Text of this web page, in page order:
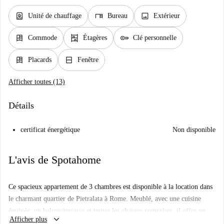
water_heater Unité de chauffage desk Bureau image Extérieur
dresser Commode shelves Étagères key Clé personnelle
dresser Placards window_closed Fenêtre
Afficher toutes (13)
Détails
certificat énergétique Non disponible
L'avis de Spotahome
Ce spacieux appartement de 3 chambres est disponible à la location dans
le charmant quartier de Pietralata à Rome. Meublé, avec une cuisine
équipée, un balcon/terrasse et toutes les charges comprises, il offre un
Afficher plus keyboard_arrow_down